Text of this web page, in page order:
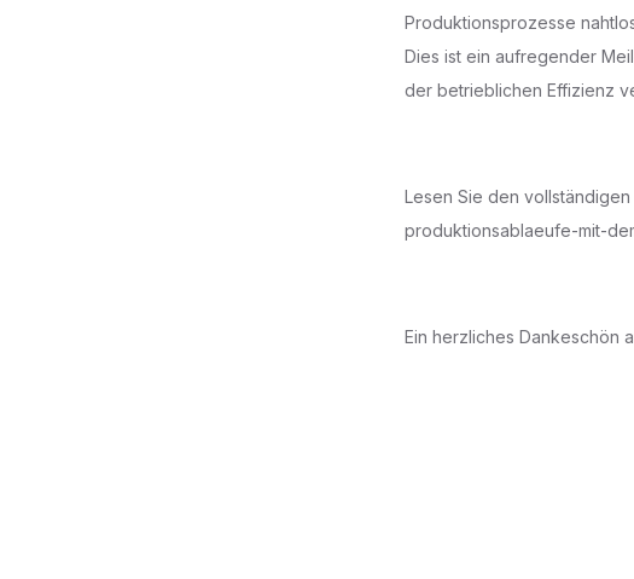
Produktionsprozesse
Dies ist ein aufregender
der betrieblichen Effizienz
Lesen Sie den
produktionsablaeufe-mit-
Ein herzliches Dankeschön